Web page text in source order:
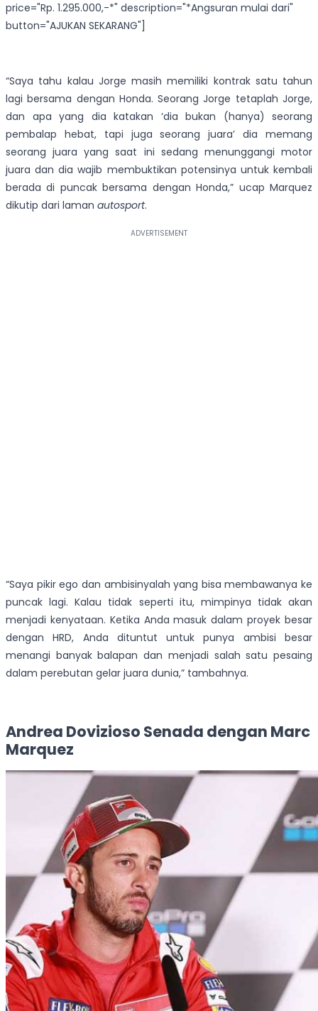
price="Rp. 1.295.000,-*" description="*Angsuran mulai dari"
button="AJUKAN SEKARANG"]
“Saya tahu kalau Jorge masih memiliki kontrak satu tahun
lagi bersama dengan Honda. Seorang Jorge tetaplah Jorge,
dan apa yang dia katakan ‘dia bukan (hanya) seorang
pembalap hebat, tapi juga seorang juara’ dia memang
seorang juara yang saat ini sedang menunggangi motor
juara dan dia wajib membuktikan potensinya untuk kembali
berada di puncak bersama dengan Honda,” ucap Marquez
dikutip dari laman autosport.
“Saya pikir ego dan ambisinyalah yang bisa membawanya ke
puncak lagi. Kalau tidak seperti itu, mimpinya tidak akan
menjadi kenyataan. Ketika Anda masuk dalam proyek besar
dengan HRD, Anda dituntut untuk punya ambisi besar
menangi banyak balapan dan menjadi salah satu pesaing
dalam perebutan gelar juara dunia,” tambahnya.
Andrea Dovizioso Senada dengan Marc
Marquez